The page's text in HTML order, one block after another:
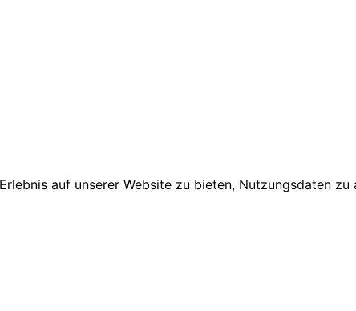
auf unserer Website zu bieten, Nutzungsdaten